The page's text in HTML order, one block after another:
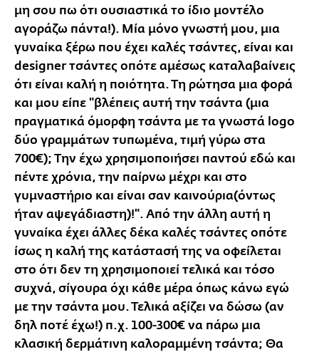
μη σου πω ότι ουσιαστικά το ίδιο μοντέλο
αγοράζω πάντα!). Μία μόνο γνωστή μου, μια
γυναίκα ξέρω που έχει καλές τσάντες, είναι και
designer τσάντες οπότε αμέσως καταλαβαίνεις
ότι είναι καλή η ποιότητα. Τη ρώτησα μια φορά
και μου είπε "βλέπεις αυτή την τσάντα (μια
πραγματικά όμορφη τσάντα με τα γνωστά logo
δύο γραμμάτων τυπωμένα, τιμή γύρω στα
700€); Την έχω χρησιμοποιήσει παντού εδώ και
πέντε χρόνια, την παίρνω μέχρι και στο
γυμναστήριο και είναι σαν καινούρια(όντως
ήταν αψεγάδιαστη)!". Από την άλλη αυτή η
γυναίκα έχει άλλες δέκα καλές τσάντες οπότε
ίσως η καλή της κατάστασή της να οφείλεται
στο ότι δεν τη χρησιμοποιεί τελικά και τόσο
συχνά, σίγουρα όχι κάθε μέρα όπως κάνω εγώ
με την τσάντα μου. Τελικά αξίζει να δώσω (αν
δηλ ποτέ έχω!) π.χ. 100-300€ να πάρω μια
κλασική δερμάτινη καλοραμμένη τσάντα; Θα